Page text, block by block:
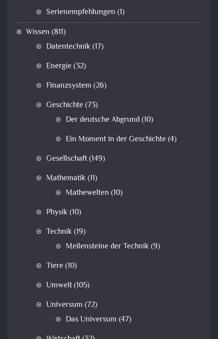
Serienempfehlungen (1)
Wissen (811)
Datentechnik(17)
Energie (32)
Finanzsystem (26)
Geschichte (73)
Der deutsche Abgrund(10)
Ein Moment in der Geschichte (4)
Gesellschaft(149)
Mathematik(11)
Mathewelten (10)
Physik(10)
Technik(19)
Meilensteine der Technik(9)
Tiere (10)
Umwelt(105)
Universum (72)
Das Universum (47)